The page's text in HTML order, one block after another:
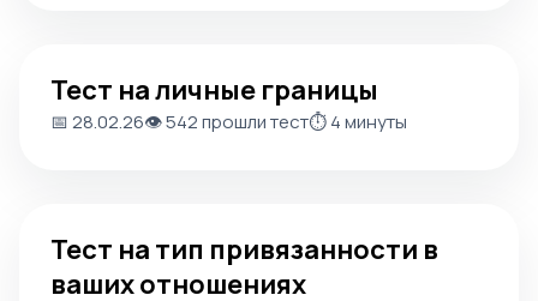
Тест на личные границы
📅 28.02.26👁️ 542 прошли тест⏱️ 4 минуты
Тест на тип привязанности в
ваших отношениях